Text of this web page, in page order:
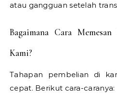
atau gangguan setelah
Bagaimana Cara
Kami?
Tahapan pembelian di
cepat. Berikut cara-caranya: